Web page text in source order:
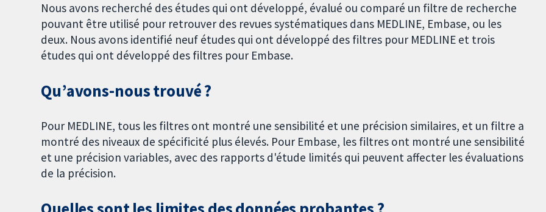
Nous avons recherché des études qui ont développé, évalué ou comparé un filtre de recherche
pouvant être utilisé pour retrouver des revues systématiques dans MEDLINE, Embase, ou les
deux. Nous avons identifié neuf études qui ont développé des filtres pour MEDLINE et trois
études qui ont développé des filtres pour Embase.
Qu’avons-nous trouvé ?
Pour MEDLINE, tous les filtres ont montré une sensibilité et une précision similaires, et un filtre a
montré des niveaux de spécificité plus élevés. Pour Embase, les filtres ont montré une sensibilité
et une précision variables, avec des rapports d'étude limités qui peuvent affecter les évaluations
de la précision.